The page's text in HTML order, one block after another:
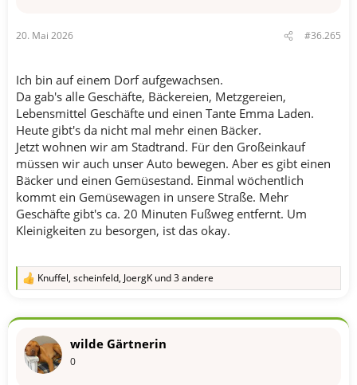
20. Mai 2026 #36.265
Ich bin auf einem Dorf aufgewachsen.
Da gab's alle Geschäfte, Bäckereien, Metzgereien,
Lebensmittel Geschäfte und einen Tante Emma Laden.
Heute gibt's da nicht mal mehr einen Bäcker.
Jetzt wohnen wir am Stadtrand. Für den Großeinkauf
müssen wir auch unser Auto bewegen. Aber es gibt einen
Bäcker und einen Gemüsestand. Einmal wöchentlich
kommt ein Gemüsewagen in unsere Straße. Mehr
Geschäfte gibt's ca. 20 Minuten Fußweg entfernt. Um
Kleinigkeiten zu besorgen, ist das okay.
R
k
o
Knuffel, scheinfeld, JoergK und 3 andere
wilde Gärtnerin
0